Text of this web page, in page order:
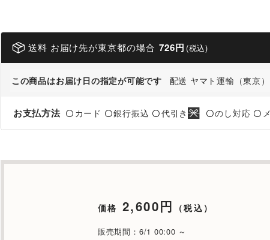
送料 お届け先が東京都の場合 726円 (税込)
この商品はお届け日の指定が可能です 配送 ヤマト運輸（東京）
お支払方法 〇 カード 〇銀行振込 〇代引き 〇のし対応 〇
価格 2,600円 （税込）
販売期間：6/1 00:00 ～